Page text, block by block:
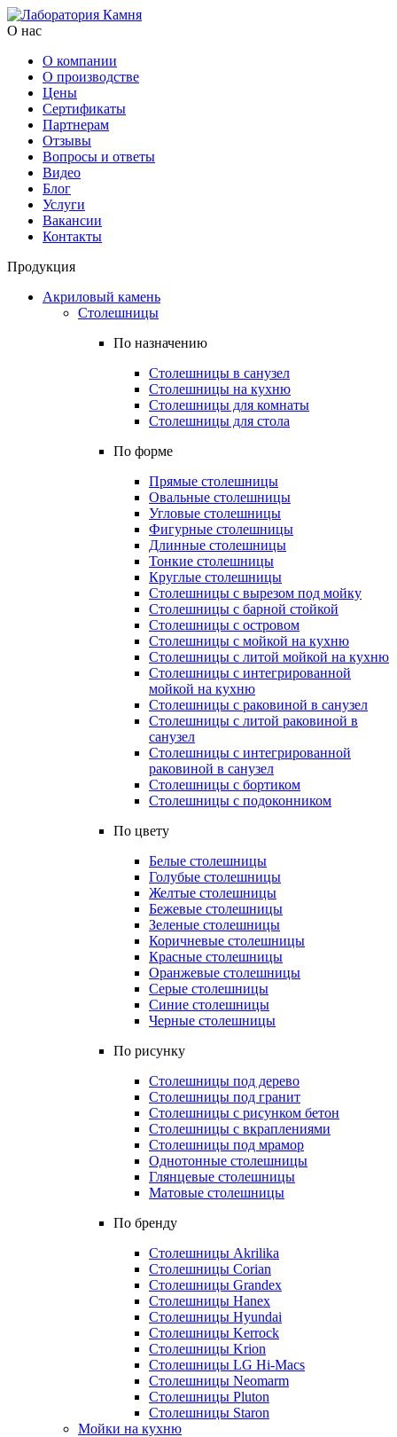
О нас
О компании
О производстве
Цены
Cертификаты
Партнерам
Отзывы
Вопросы и ответы
Видео
Блог
Услуги
Вакансии
Контакты
Продукция
Акриловый камень
Столешницы
По назначению
Столешницы в санузел
Столешницы на кухню
Столешницы для комнаты
Столешницы для стола
По форме
Прямые столешницы
Овальные столешницы
Угловые столешницы
Фигурные столешницы
Длинные столешницы
Тонкие столешницы
Круглые столешницы
Столешницы с вырезом под мойку
Столешницы с барной стойкой
Столешницы с островом
Столешницы с мойкой на кухню
Столешницы с литой мойкой на кухню
Столешницы с интегрированной
мойкой на кухню
Столешницы с раковиной в санузел
Столешницы с литой раковиной в
санузел
Столешницы с интегрированной
раковиной в санузел
Столешницы с бортиком
Столешницы с подоконником
По цвету
Белые столешницы
Голубые столешницы
Желтые столешницы
Бежевые столешницы
Зеленые столешницы
Коричневые столешницы
Красные столешницы
Оранжевые столешницы
Серые столешницы
Синие столешницы
Черные столешницы
По рисунку
Столешницы под дерево
Столешницы под гранит
Столешницы с рисунком бетон
Столешницы с вкраплениями
Столешницы под мрамор
Однотонные столешницы
Глянцевые столешницы
Матовые столешницы
По бренду
Столешницы Akrilika
Столешницы Corian
Столешницы Grandex
Столешницы Hanex
Столешницы Hyundai
Столешницы Kerrock
Столешницы Krion
Столешницы LG Hi-Macs
Столешницы Neomarm
Столешницы Pluton
Столешницы Staron
Мойки на кухню